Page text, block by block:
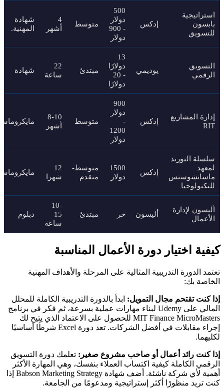
استراتيجية
بابسون
للتسويق
إدكس
500
دولار
- 900
دولار
متوسط
4
أشهر
شهادة
المهنية.
التسويق
الرقمي
يوديمي
13
دولارًا
- 20
دولارًا
مبتدئ
22
ساعة
شهادة
إدارة المشاريع
RIT
إدكس
900
دولار
-
1200
دولار
متوسط
8-10
أشهر
سلسلة التوريد
لمعهد
ماساتشوستس
للتكنولوجيا
إدكس
1500
دولار
متوسط-
متقدم
12
شهرا
أليسون لإدارة
الأعمال
أليسون حر مبتدئ
10-
15
ساعة
دبلوم
كيفية اختيار دورة الأعمال المناسبة
تعتمد الدورة التدريبية المثالية على المرحلة والأهداف المهنية
الخاصة بك:
إذا كنت تقتحم مجال التمويل: ابدأ بالدورة التدريبية الكاملة للمحلل
المالي على Udemy لبناء مهارات عملية بسرعة، ثم فكر في برنامج
MIT Finance MicroMasters للحصول على الاعتماد الذي يتيح لك
إجراء مقابلات في أفضل الشركات. تعد دورة Excel شرطًا أساسيًا
لكليهما.
إذا كنت رائد أعمال أو صاحب مشروع صغير: تعلمك دورة التسويق
الرقمي الكاملة كيفية اكتساب العملاء بنفسك، وهي المهارة الأكثر
أهمية لأي شركة ناشئة. أضف شهادة Babson Marketing Strategy إذا
كنت تريد منظورًا أكثر إستراتيجية ومدعومًا من الجامعة.